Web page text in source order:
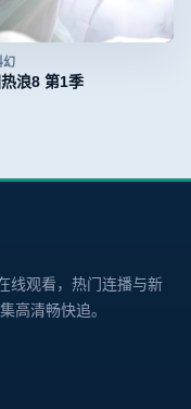
幻
浪8 第1季
线观看，热门连播与新
高清畅快追。